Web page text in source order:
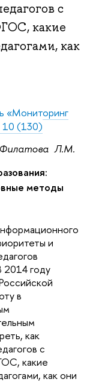
с
какие
как
«Мониторинг
10 (130)
Филатова Л.М.
методы
и
2014 году
в
как
с
какие
как они